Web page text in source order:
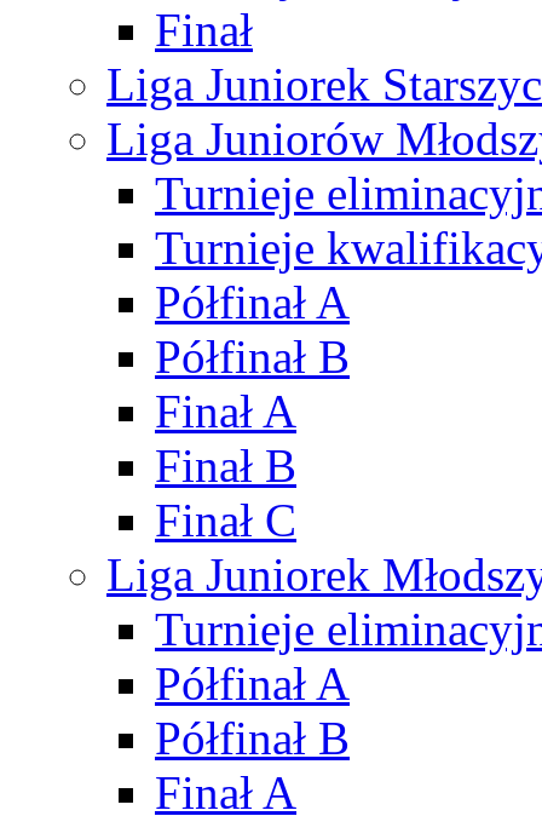
Finał
Liga Juniorek
Liga Juniorów
Turnieje
Turnieje
Półfinał A
Półfinał B
Finał A
Finał B
Finał C
Liga Juniorek
Turnieje
Półfinał A
Półfinał B
Finał A